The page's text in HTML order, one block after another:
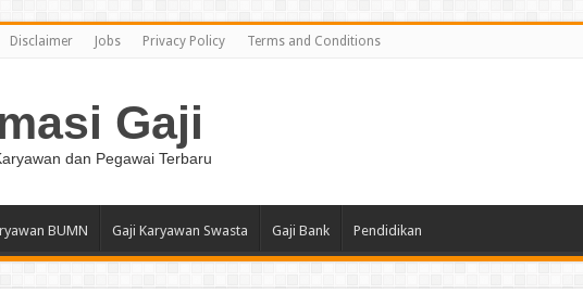
Disclaimer Jobs Privacy Policy Terms and Conditions
Gaji
dan Pegawai Terbaru
BUMN Gaji Karyawan Swasta Gaji Bank Pendidikan